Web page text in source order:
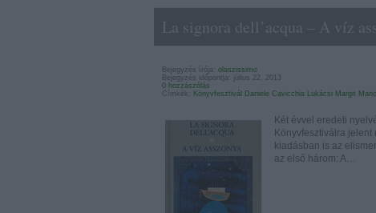
La signora dell’acqua – A víz
Bejegyzés írója: olaszissimo
Bejegyzés időpontja: július 22, 2013
0 hozzászólás
Címkék: Könyvfesztivál Daniele Cavicchia Lukácsi Margit
Két évvel eredeti
Könyvfesztiválra
kiadásban is az
az első három: A…